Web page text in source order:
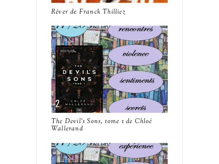
Rêver de Franck Thilliez
The Devil's Sons, tome 1 de Chloé
Wallerand